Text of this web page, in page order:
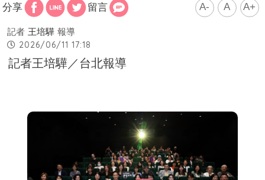
分享 留言 A- A A+
記者 王培驊 報導
2026/06/11 17:18
記者王培驊／台北報導